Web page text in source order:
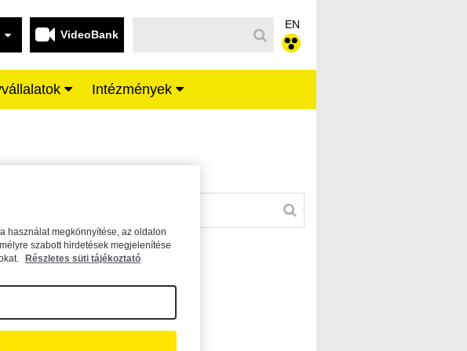
VideoBank
EN
Intézmények
a mezőbe.
használat megkönnyítése, az oldalon
szabott hirdetések megjelenítése
Részletes süti tájékoztató